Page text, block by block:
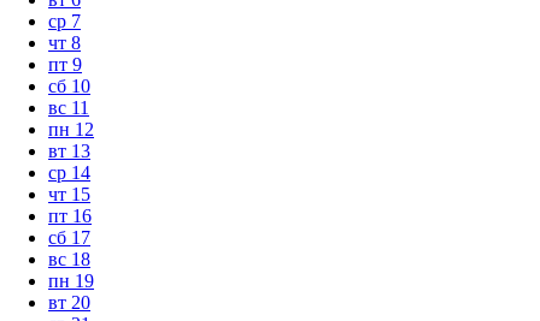
ср 7
чт 8
пт 9
сб 10
вс 11
пн 12
вт 13
ср 14
чт 15
пт 16
сб 17
вс 18
пн 19
вт 20